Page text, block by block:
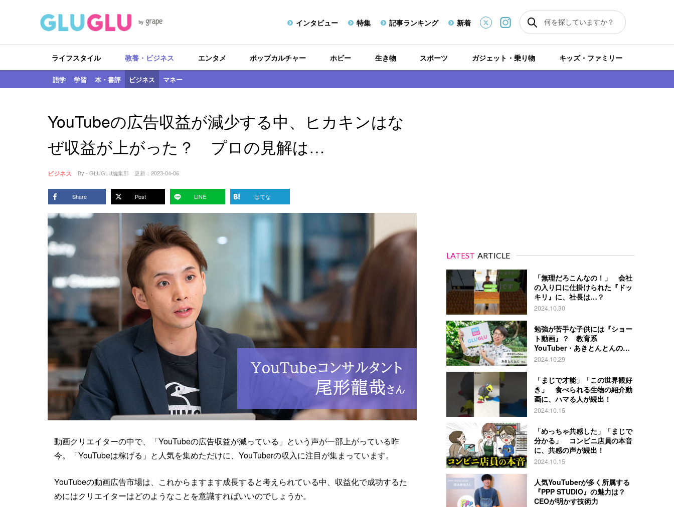
インタビュー 特集 記事ランキング 新着
ライフスタイル 教養・ビジネス
語学 学習 本・書評 ビジネス マネー
エンタメ ポップカルチャー ホビー 生き物 スポーツ ガジェット・乗り物 キッズ・ファミリー
YouTubeの広告収益が減少する中、ヒカキンはな
ぜ収益が上がった？ プロの見解は…
ビジネス By - GLUGLU編集部 更新： 2023-04-06
Share Post LINE はてな
動画クリエイターの中で、「YouTubeの広告収益が減っている」という声が一部上がっている昨
今。「YouTubeは稼げる」と人気を集めただけに、YouTuberの収入に注目が集まっています。
YouTubeの動画広告市場は、これからますます成長すると考えられている中、収益化で成功するた
めにはクリエイターはどのようなことを意識すればいいのでしょうか。
LATEST ARTICLE
「無理だろこんなの！」 会社
の入り口に仕掛けられた『ドッ
キリ』に、社長は…？
2024.10.30
勉強が苦手な子供には『ショー
ト動画』？ 教育系
YouTuber・あきとんとんの戦
略とは
2024.10.29
「まじで才能」「この世界観好
き」 食べられる生物の紹介動
画に、ハマる人が続出！
2024.10.15
「めっちゃ共感した」「まじで
分かる」 コンビニ店員の本音
に、共感の声が続出！
2024.10.15
人気YouTuberが多く所属する
『PPP STUDIO』の魅力は？
CEOが明かす技術力